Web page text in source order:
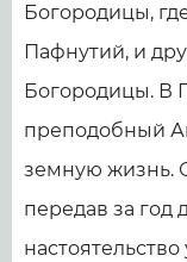
Богородицы,
Пафнутий, и
Богородицы. В
преподобный
земную жизнь.
передав за год